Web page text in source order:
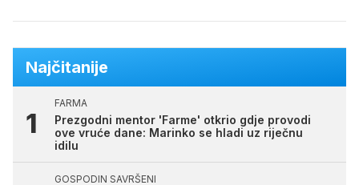
Najčitanije
FARMA
Prezgodni mentor 'Farme' otkrio gdje provodi
ove vruće dane: Marinko se hladi uz riječnu
idilu
GOSPODIN SAVRŠENI